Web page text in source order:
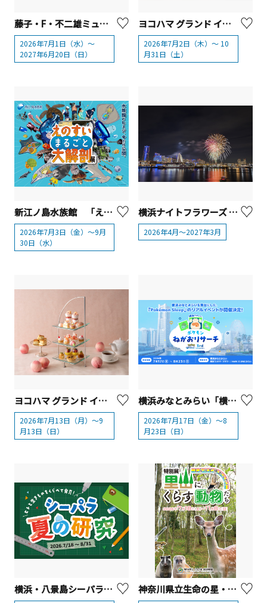
藤子・F・不二雄ミュージアム開館15周年記念 ドラえも～ん！願いをかなえるひみつ道具展【川崎市】
2026年7月1日（水）～
2027年6月20日（日）
ヨコハマ グランド インターコンチネンタル ホテル 海の見えるビアガーデン「はまビア！」
2026年7月2日（木）～ 10
月31日（土）
新江ノ島水族館 「えのすいまるごと大解剖展」【藤沢市】
2026年7月3日（金）～9月
30日（水）
横浜ナイトフラワーズ 2026（横浜ナイトフラワーズ×横浜グリーンエクスポ 2027）
2026年4月～2027年3月
ヨコハマ グランド インターコンチネンタル ホテル「桃のアフタヌーンティー」
2026年7月13日（月）～9
月13日（日）
横浜みなとみらい「横浜でみっけ！ポケモンねがおリサーチ」
2026年7月17日（金）～8
月23日（日）
横浜・八景島シーパラダイス「シーパラ夏の研究」 神奈川県立生命の星・地球博物館 特別展「しらべて分かった！里山にくらす動物たち」を開催！